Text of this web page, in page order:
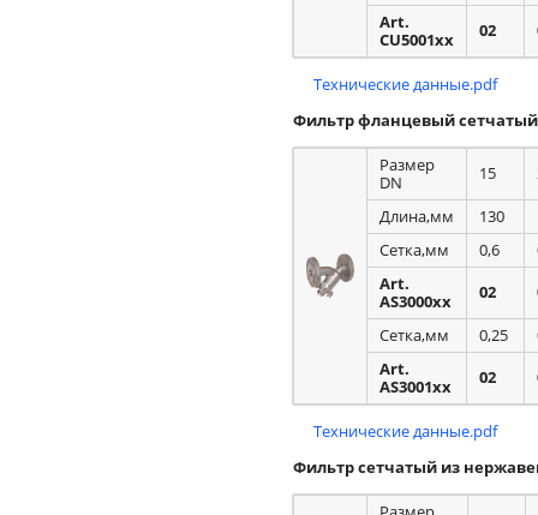
Art.
CU5001xx
02
Технические данные.pdf
Фильтр фланцевый
Размер
DN
15
Длина,мм
130
Сетка,мм
0,6
Art.
AS3000xx
02
Сетка,мм
0,25
Art.
AS3001xx
02
Технические данные.pdf
Фильтр сетчатый из